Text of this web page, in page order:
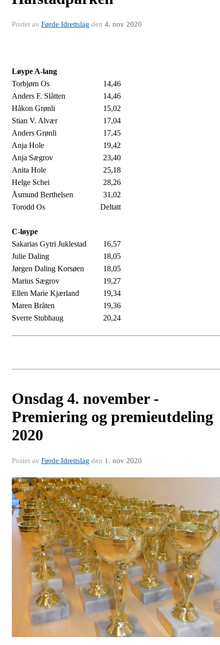
Postet av Førde Idrettslag den 4. nov 2020
Løype A-lang
Torbjørn Os
14,46
Anders F. Slåtten
14,46
Håkon Grønli
15,02
Stian V. Alvær
17,04
Anders Grønli
17,45
Anja Hole
19,42
Anja Sægrov
23,40
Anita Hole
25,18
Helge Schei
28,26
Åsmund Berthelsen
31,02
Torodd Os
Deltatt
C-løype
Sakarias Gytri Juklestad
16,57
Julie Daling
18,05
Jørgen Daling Korsøen
18,05
Marius Sægrov
19,27
Ellen Marie Kjærland
19,34
Maren Bråten
19,36
Sverre Stubhaug
20,24
Onsdag 4. november -
Premiering og premieutdeling
2020
Postet av Førde Idrettslag den 1. nov 2020